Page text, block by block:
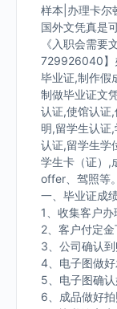
样本|办理卡尔
国外文凭真是
《入职会需要
729926040】
毕业证,制作假
制做毕业证文
认证,使馆认证
明,留学生认证
认证,留学生学
学生卡（证）,
offer、驾照等。
一、毕业证成
1、收集客户办
2、客户付定金
3、公司确认
4、电子图做好
5、电子图确认
6、成品做好